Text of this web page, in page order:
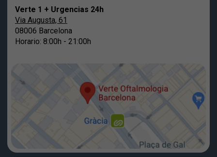
Verte 1 + Urgencias 24h
Via Augusta, 61
08006 Barcelona
Horario: 8:00h - 21:00h